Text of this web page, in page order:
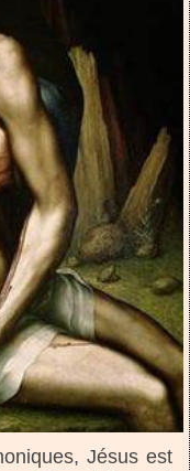
Jésus est